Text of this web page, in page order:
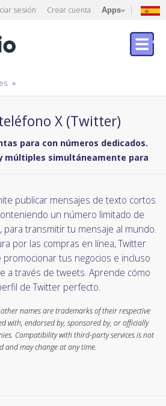
sesión Crear cuenta Apps
»
X (Twitter)
para con números dedicados.
múltiples simultáneamente para
publicar mensajes de texto cortos
un número limitado de
para transmitir tu mensaje al mundo.
por las compras en línea, Twitter
tus negocios e incluso
a través de tweets. Aprende cómo
de Twitter perfecto.
names are trademarks of their respective
with, endorsed by, sponsored by, or officially
Compatibility with third-party services is not
and may change at any time.